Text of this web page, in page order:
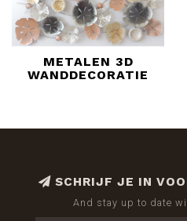
METALEN 3D
WANDDECORATIE
SCHRIJF JE IN
And stay up to date